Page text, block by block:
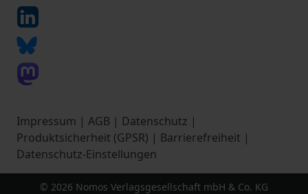
Impressum | AGB | Datenschutz |
Produktsicherheit (GPSR) | Barrierefreiheit |
Datenschutz-Einstellungen
© 2026 Nomos Verlagsgesellschaft mbH & Co. KG